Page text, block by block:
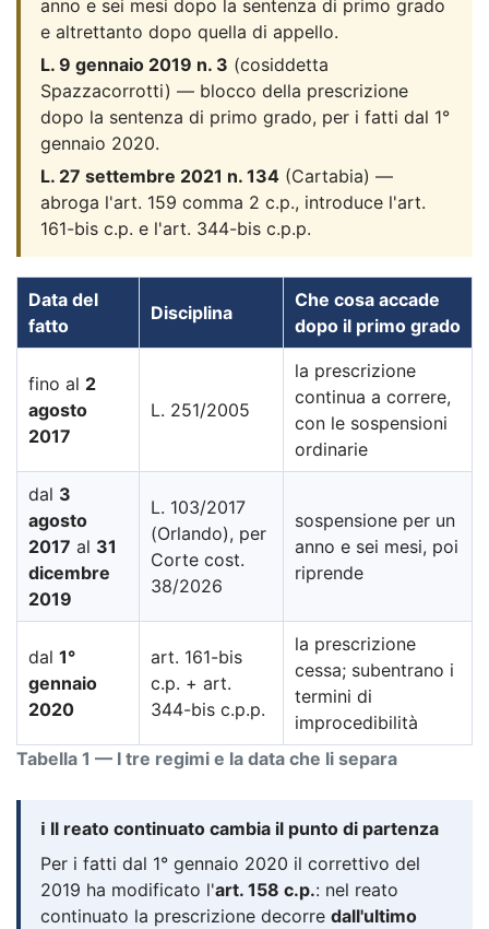
anno e sei mesi dopo la sentenza di primo grado
e altrettanto dopo quella di appello.
L. 9 gennaio 2019 n. 3 (cosiddetta
Spazzacorrotti) — blocco della prescrizione
dopo la sentenza di primo grado, per i fatti dal 1°
gennaio 2020.
L. 27 settembre 2021 n. 134 (Cartabia) —
abroga l'art. 159 comma 2 c.p., introduce l'art.
161-bis c.p. e l'art. 344-bis c.p.p.
Tabella 1 — I tre regimi e la data che li separa
Data del
fatto
Disciplina
Che cosa accade
dopo il primo grado
fino al 2
agosto
2017
L. 251/2005
la prescrizione
continua a correre,
con le sospensioni
ordinarie
dal 3
agosto
2017 al 31
dicembre
2019
L. 103/2017
(Orlando), per
Corte cost.
38/2026
sospensione per un
anno e sei mesi, poi
riprende
dal 1°
gennaio
2020
art. 161-bis
c.p. + art.
344-bis c.p.p.
la prescrizione
cessa; subentrano i
termini di
improcedibilità
ℹ️ Il reato continuato cambia il punto di partenza
Per i fatti dal 1° gennaio 2020 il correttivo del
2019 ha modificato l'art. 158 c.p.: nel reato
continuato la prescrizione decorre dall'ultimo